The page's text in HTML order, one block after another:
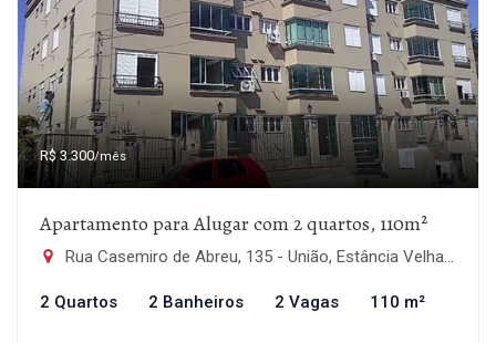
R$ 3.300/mês
Apartamento para Alugar com 2 quartos, 110m²
Rua Casemiro de Abreu, 135 - União, Estância Velha-RS
2 Quartos 2 Banheiros 2 Vagas 110 m²